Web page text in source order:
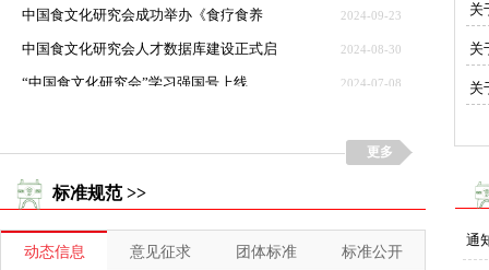
中国食文化研究会成功举办《食疗食养 2024-09-23
中国食文化研究会人才数据库建设正式启 2024-08-30
“中国食文化研究会”学习强国号上线 2024-07-08
关
关
关
更多
标准规范>>
通
动态信息 意见征求 团体标准 标准公开